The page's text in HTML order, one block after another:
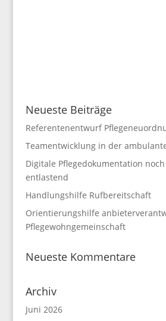
Neueste Beiträge
Referentenentwurf
Teamentwicklung in der
Digitale Pflegedokumentation
entlastend
Handlungshilfe Rufbereitschaft
Orientierungshilfe
Pflegewohngemeinschaft
Neueste Kommentare
Archiv
Juni 2026